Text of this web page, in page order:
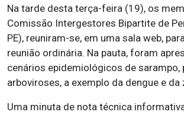
Na tarde desta terça-feira (19), os
Comissão Intergestores Bipartite de
PE), reuniram-se, em uma sala web,
reunião ordinária. Na pauta, foram
cenários epidemiológicos de sarampo,
arboviroses, a exemplo da dengue e da
Uma minuta de nota técnica